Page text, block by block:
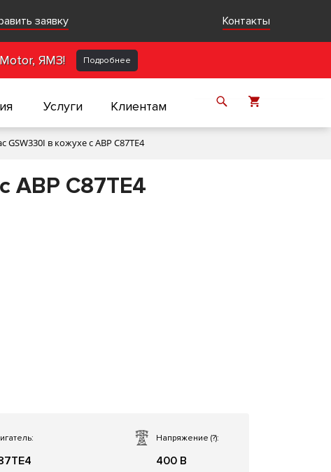
заявку Контакты
ЯМЗ! Подробнее
Услуги Клиентам
в кожухе с АВР C87TE4
АВР C87TE4
Напряжение(?):
400 В